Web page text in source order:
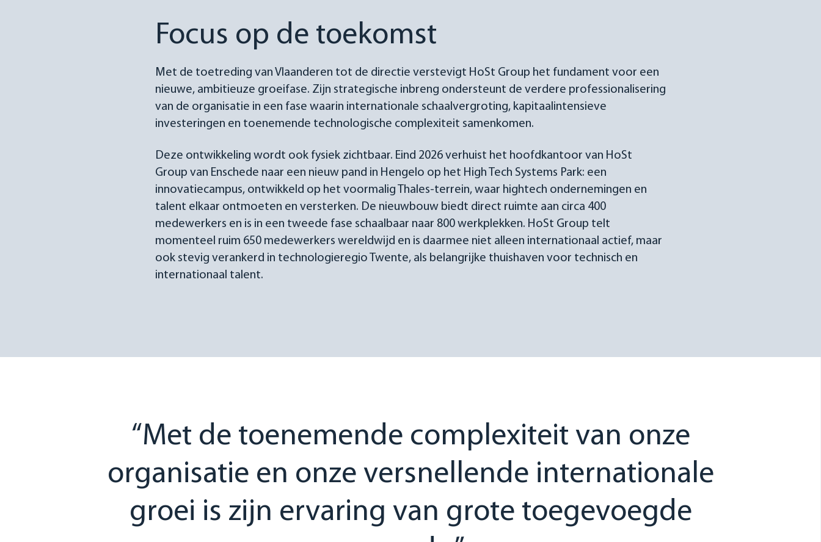
Focus op de toekomst
Met de toetreding van Vlaanderen tot de directie verstevigt HoSt Group het fundament voor een
nieuwe, ambitieuze groeifase. Zijn strategische inbreng ondersteunt de verdere professionalisering
van de organisatie in een fase waarin internationale schaalvergroting, kapitaalintensieve
investeringen en toenemende technologische complexiteit samenkomen.
Deze ontwikkeling wordt ook fysiek zichtbaar. Eind 2026 verhuist het hoofdkantoor van HoSt
Group van Enschede naar een nieuw pand in Hengelo op het High Tech Systems Park: een
innovatiecampus, ontwikkeld op het voormalig Thales-terrein, waar hightech ondernemingen en
talent elkaar ontmoeten en versterken. De nieuwbouw biedt direct ruimte aan circa 400
medewerkers en is in een tweede fase schaalbaar naar 800 werkplekken. HoSt Group telt
momenteel ruim 650 medewerkers wereldwijd en is daarmee niet alleen internationaal actief, maar
ook stevig verankerd in technologieregio Twente, als belangrijke thuishaven voor technisch en
internationaal talent.
“Met de toenemende complexiteit van onze
organisatie en onze versnellende internationale
groei is zijn ervaring van grote toegevoegde